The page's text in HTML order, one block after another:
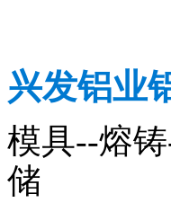
兴发铝业
模具--熔
储